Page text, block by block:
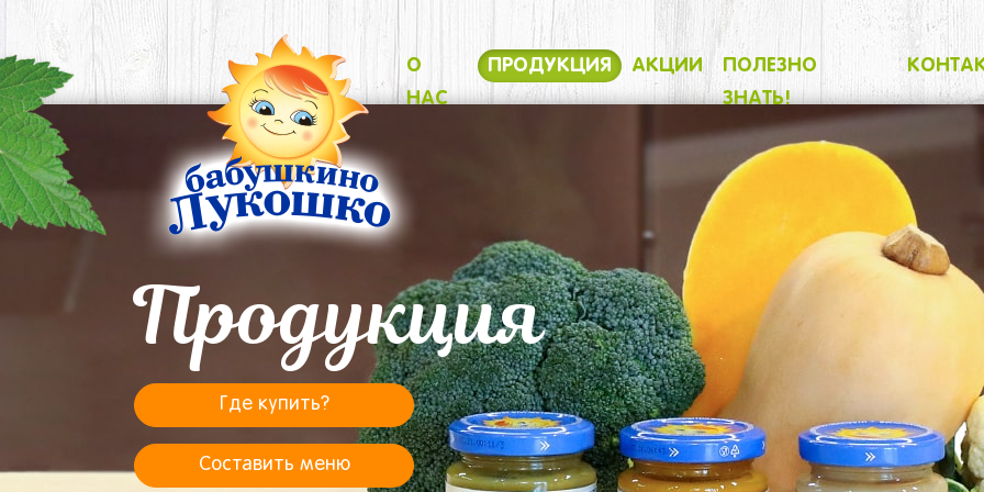
О
НАС
ПРОДУКЦИЯ АКЦИИ
ПОЛЕЗНО
ЗНАТЬ!
Продукция
Где купить?
Составить меню